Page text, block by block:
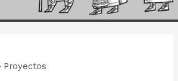
Proyectos